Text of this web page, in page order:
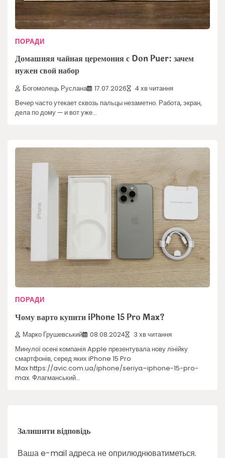
ПОРАДИ
Домашняя чайная церемония с Don Puer: зачем
нужен свой набор
Богомолець Руслана 17.07.2026 4 хв читання
Вечер часто утекает сквозь пальцы незаметно. Работа, экран,
дела по дому — и вот уже…
ПОРАДИ
Чому варто купити iPhone 15 Pro Max?
Марко Грушевський 08.08.2024 3 хв читання
Минулої осені компанія Apple презентувала нову лінійку
смартфонів, серед яких iPhone 15 Pro
Max https://avic.com.ua/iphone/seriya–iphone-15-pro-
max. Флагманський…
Залишити відповідь
Ваша e-mail адреса не оприлюднюватиметься.